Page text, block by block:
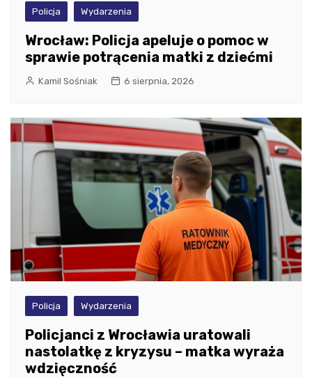
Policja Wydarzenia
Wrocław: Policja apeluje o pomoc w
sprawie potrącenia matki z dziećmi
Kamil Sośniak 6 sierpnia, 2026
Policja Wydarzenia
Policjanci z Wrocławia uratowali
nastolatkę z kryzysu – matka wyraża
wdzięczność